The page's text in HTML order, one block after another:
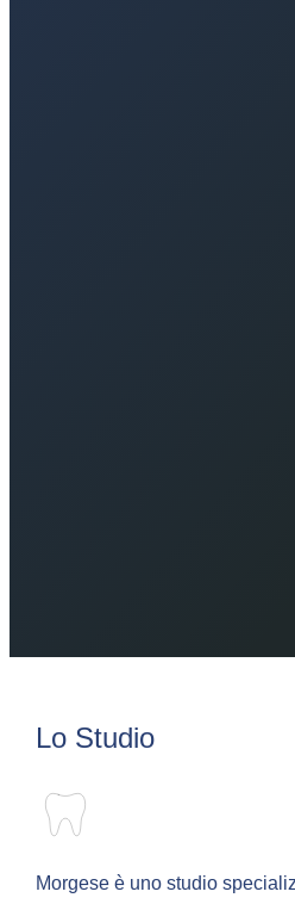
Lo Studio
Morgese è uno studio